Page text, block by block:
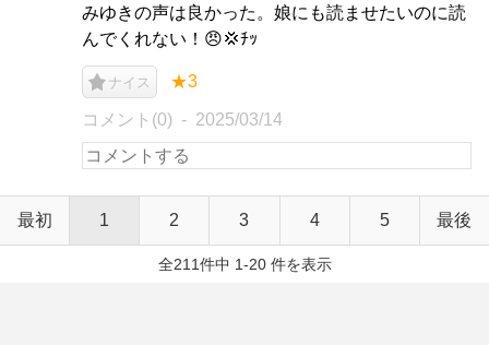
みゆきの声は良かった。娘にも読ませたいのに読
んでくれない！😠‪💢ﾁｯ
ナイス ★3
コメント(0) 2025/03/14
最初 1 2 3 4 5 最後
全211件中 1-20 件を表示